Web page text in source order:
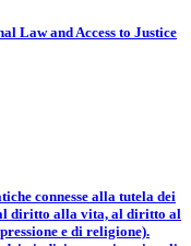
Law and Access to Justice
connesse alla tutela dei
diritto alla vita, al diritto al
e di religione).